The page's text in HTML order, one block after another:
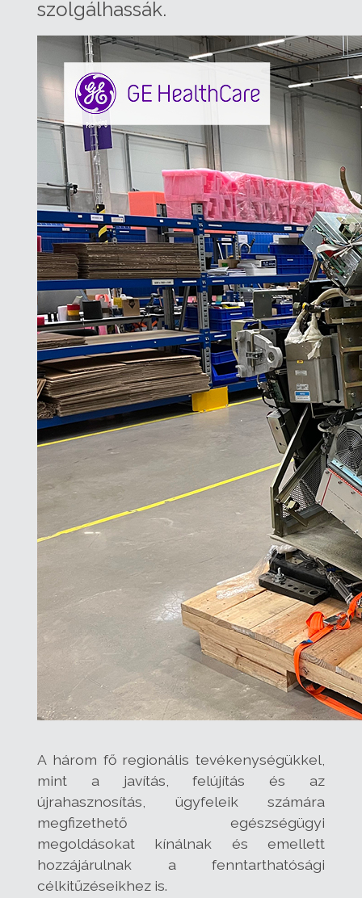
szolgálhassák.
A három fő regionális tevékenységükkel,
mint a javítás, felújítás és az
újrahasznosítás, ügyfeleik számára
megfizethető egészségügyi
megoldásokat kínálnak és emellett
hozzájárulnak a fenntarthatósági
célkitűzéseikhez is.